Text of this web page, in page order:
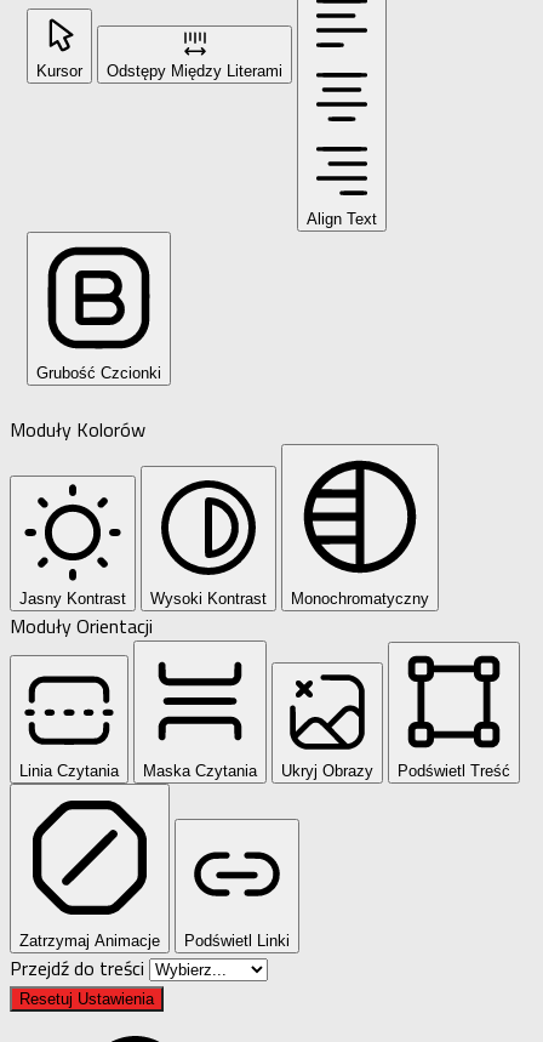
Kursor Odstępy Między Literami
Align Text
Grubość Czcionki
Moduły Kolorów
Jasny Kontrast Wysoki Kontrast Monochromatyczny
Moduły Orientacji
Linia Czytania Maska Czytania Ukryj Obrazy Podświetl Treść
Zatrzymaj Animacje Podświetl Linki
Przejdź do treści
Resetuj Ustawienia